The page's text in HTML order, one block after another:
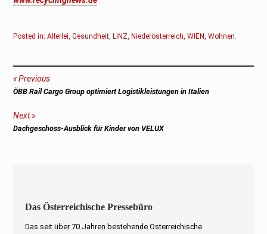
Posted in:Allerlei,Gesundheit,LINZ,Niederösterreich,WIEN,Wohnen.
Beitragsnavigation
Previous
Previous
ÖBB Rail Cargo Group optimiert Logistikleistungen in Italien
Next
Next
Dachgeschoss-Ausblick für Kinder von VELUX
Das Österreichische Pressebüro
Das seit über 70 Jahren bestehende Österreichische